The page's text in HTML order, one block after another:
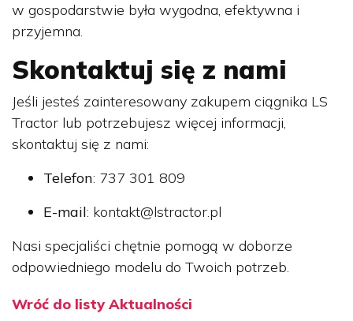
w gospodarstwie była wygodna, efektywna i
przyjemna.
Skontaktuj się z nami
Jeśli jesteś zainteresowany zakupem ciągnika LS
Tractor lub potrzebujesz więcej informacji,
skontaktuj się z nami:
Telefon: 737 301 809
E-mail: kontakt@lstractor.pl
Nasi specjaliści chętnie pomogą w doborze
odpowiedniego modelu do Twoich potrzeb.
Wróć do listy Aktualności